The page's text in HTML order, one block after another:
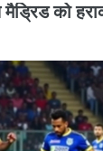
मैड्रिड को